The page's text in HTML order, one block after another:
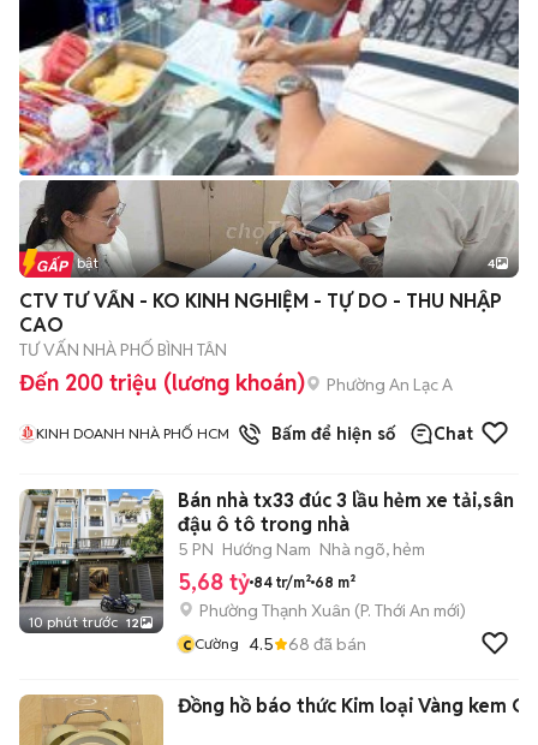
Tin nổi bật 4
CTV TƯ VẤN - KO KINH NGHIỆM - TỰ DO - THU NHẬP
CAO
TƯ VẤN NHÀ PHỐ BÌNH TÂN
Đến 200 triệu (lương khoán) Phường An Lạc A
KINH DOANH NHÀ PHỐ HCM 1đã bánBấm để hiện số Chat
10 phút trước 12
Bán nhà tx33 đúc 3 lầu hẻm xe tải,sân
đậu ô tô trong nhà
5 PN Hướng Nam Nhà ngõ, hẻm
5,68 tỷ 84 tr/m² 68 m²
Phường Thạnh Xuân (P. Thới An mới)
c Cường 4.5 68 đã bán
Đồng hồ báo thức Kim loại Vàng kem